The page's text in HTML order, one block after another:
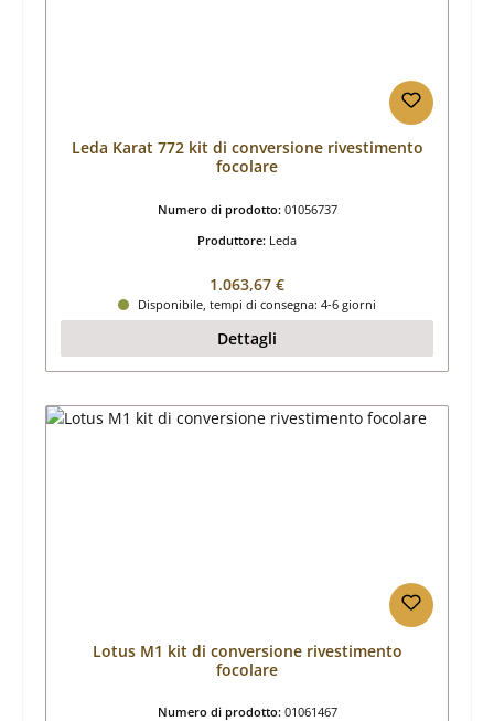
Leda Karat 772 kit di conversione rivestimento
focolare
Numero di prodotto: 01056737
Produttore: Leda
Prezzo normale:
1.063,67 €
Disponibile, tempi di consegna: 4-6 giorni
Dettagli
Lotus M1 kit di conversione rivestimento
focolare
Numero di prodotto: 01061467